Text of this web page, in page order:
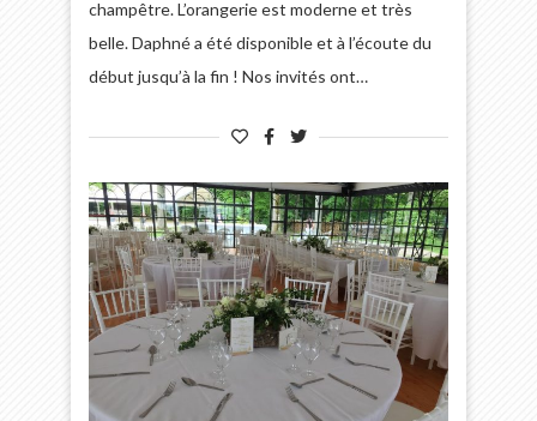
champêtre. L’orangerie est moderne et très
belle. Daphné a été disponible et à l’écoute du
début jusqu’à la fin ! Nos invités ont…